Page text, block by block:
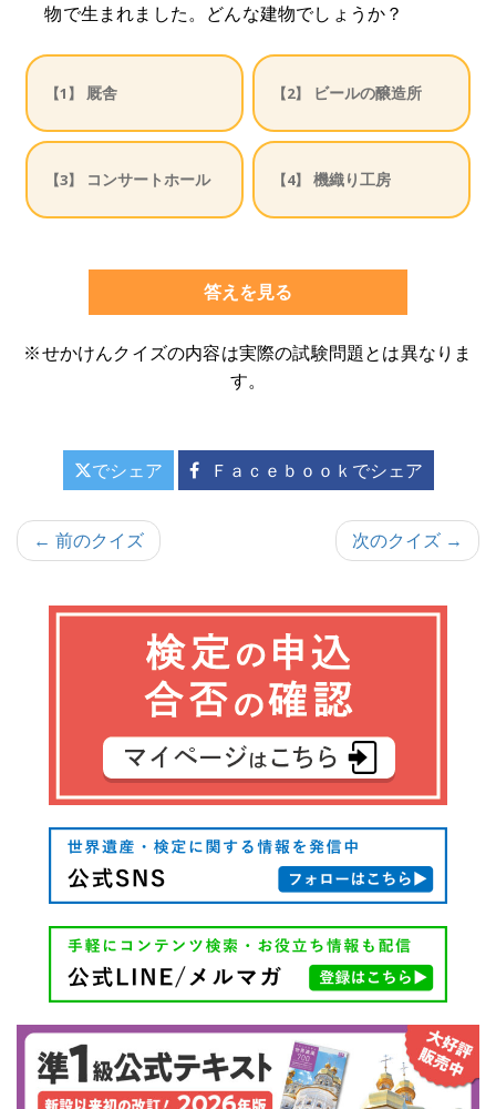
物で生まれました。どんな建物でしょうか？
【1】 厩舎 【2】 ビールの醸造所
【3】 コンサートホール 【4】 機織り工房
答えを見る
※せかけんクイズの内容は実際の試験問題とは異なりま
す。
でシェア Ｆａｃｅｂｏｏｋでシェア
投← 前のクイズ 次のクイズ →